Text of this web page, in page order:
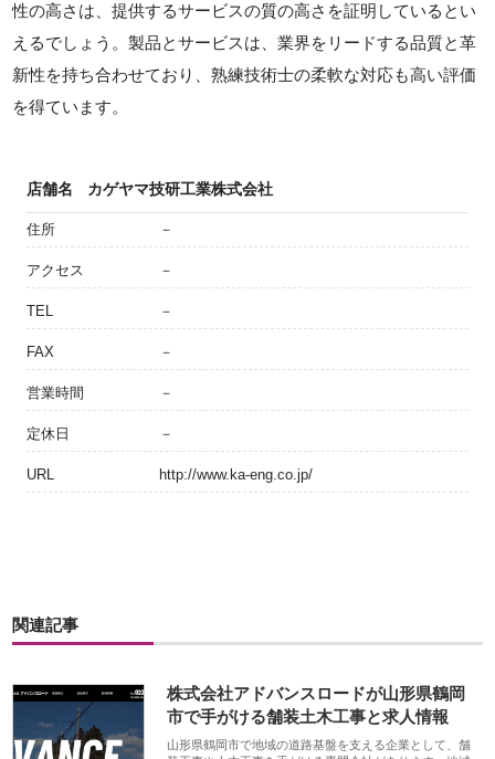
性の高さは、提供するサービスの質の高さを証明しているとい
えるでしょう。製品とサービスは、業界をリードする品質と革
新性を持ち合わせており、熟練技術士の柔軟な対応も高い評価
を得ています。
店舗名 カゲヤマ技研工業株式会社
住所 －
アクセス －
TEL －
FAX －
営業時間 －
定休日 －
URL http://www.ka-eng.co.jp/
関連記事
株式会社アドバンスロードが山形県鶴岡
市で手がける舗装土木工事と求人情報
山形県鶴岡市で地域の道路基盤を支える企業として、舗